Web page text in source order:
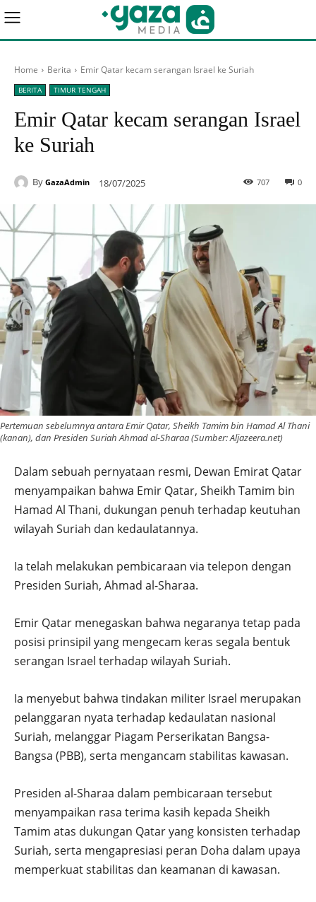
Home Berita Emir Qatar kecam serangan Israel ke Suriah
BERITA TIMUR TENGAH
Emir Qatar kecam serangan Israel
ke Suriah
By GazaAdmin 18/07/2025 0
707
Pertemuan sebelumnya antara Emir Qatar, Sheikh Tamim bin Hamad Al Thani
(kanan), dan Presiden Suriah Ahmad al-Sharaa (Sumber: Aljazeera.net)
Dalam sebuah pernyataan resmi, Dewan Emirat Qatar
menyampaikan bahwa Emir Qatar, Sheikh Tamim bin
Hamad Al Thani, dukungan penuh terhadap keutuhan
wilayah Suriah dan kedaulatannya.
Ia telah melakukan pembicaraan via telepon dengan
Presiden Suriah, Ahmad al-Sharaa.
Emir Qatar menegaskan bahwa negaranya tetap pada
posisi prinsipil yang mengecam keras segala bentuk
serangan Israel terhadap wilayah Suriah.
Ia menyebut bahwa tindakan militer Israel merupakan
pelanggaran nyata terhadap kedaulatan nasional
Suriah, melanggar Piagam Perserikatan Bangsa-
Bangsa (PBB), serta mengancam stabilitas kawasan.
Presiden al-Sharaa dalam pembicaraan tersebut
menyampaikan rasa terima kasih kepada Sheikh
Tamim atas dukungan Qatar yang konsisten terhadap
Suriah, serta mengapresiasi peran Doha dalam upaya
memperkuat stabilitas dan keamanan di kawasan.